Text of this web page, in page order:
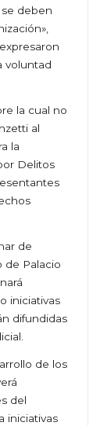
deben
voluntad
la cual no
al
la
Delitos
de
de Palacio
iniciativas
difundidas
de los
del
iniciativas